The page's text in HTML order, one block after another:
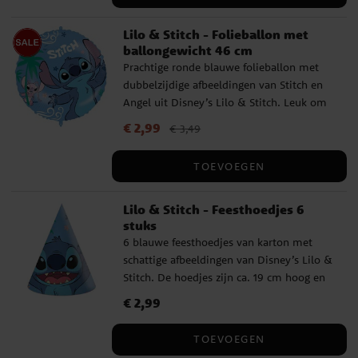
Lilo & Stitch - Folieballon met
ballongewicht 46 cm
Prachtige ronde blauwe folieballon met
dubbelzijdige afbeeldingen van Stitch en
Angel uit Disney’s Lilo & Stitch. Leuk om
tijdens een kinderfeestje. De ballon heeft
een diameter van 46 cm opgeblazen en
kan worden gevuld met lucht of helium.
een rietje en een lint van ca. 1,5 meter
lang.
Actuele prijs:€ 2,99
€ 2,99 € 3,49
TOEVOEGEN
Lilo & Stitch - Feesthoedjes 6
stuks
6 blauwe feesthoedjes van karton met
schattige afbeeldingen van Disney’s Lilo &
Stitch. De hoedjes zijn ca. 19 cm hoog en
comfortabel elastiek.
Prijs:€ 2,99
€ 2,99
TOEVOEGEN